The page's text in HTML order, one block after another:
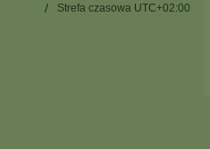
Strefa czasowa UTC+02:00